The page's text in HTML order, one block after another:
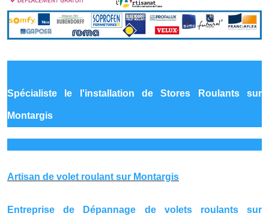
Spécialiste le l'installation de Stores Roulants sur
Montargis
Artisan de volet roulant sur Montargis
Entreprise de Dépannage de volets roulants sur